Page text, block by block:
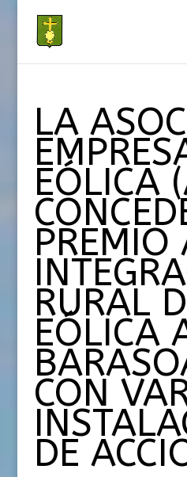
LA
EÓLICA
PREMIO
RURAL
EÓLICA
CON
DE